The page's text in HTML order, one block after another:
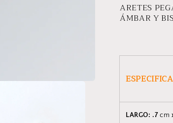
ARETES
ÁMBAR Y
LARGO: .7cm